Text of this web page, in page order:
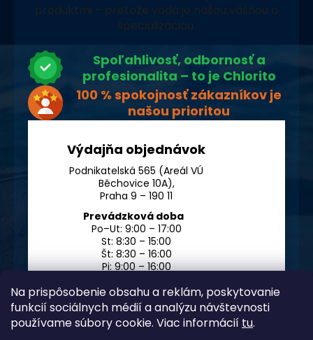
Na prispôsobenie obsahu a reklám, poskytovanie
funkcií sociálnych médií a analýzu návštevnosti
používame súbory cookie. Viac informácií tu.
produktmi – pretože voda je našou vášňou a
špecializáciou.
Spoľahlivosť, odbornosť a
profesionalita – to je Chlorito
100 % spokojnosť zákazníkov je
našou prioritou
Výdajňa objednávok
Podnikatelská 565 (Areál VÚ
Běchovice 10A),
Praha 9 – 190 11
Prevádzková doba
Po–Ut: 9:00 – 17:00
St: 8:30 – 15:00
Št: 8:30 – 16:00
Pi: 9:00 – 16:00